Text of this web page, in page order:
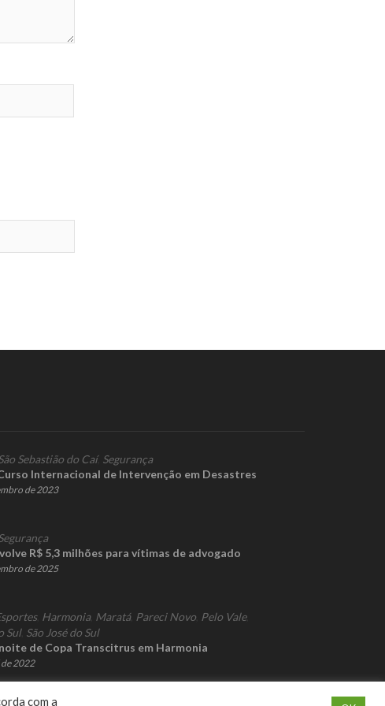
Sebastião do Caí, Segurança
Internacional de Intervenção em Desastres
de 2023
R$ 5,3 milhões para vítimas de advogado
de 2025
, Harmonia, Maratá, Pareci Novo Pelo Vale,
Sul, São José do Sul
de Copa Transcitrus em Harmonia
2022
com a